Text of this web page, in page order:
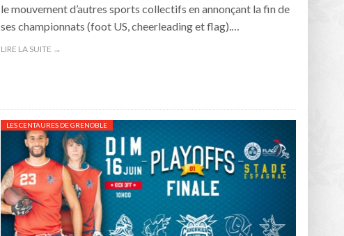
le mouvement d’autres sports collectifs en annonçant la fin de
ses championnats (foot US, cheerleading et flag).…
LIRE LA SUITE →
LES CENTAURES DE GRENOBLE